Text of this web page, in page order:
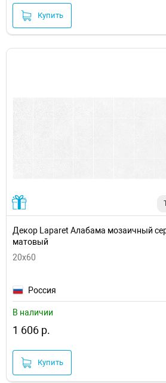
Купить
Декор Laparet Алабама мозаичный
матовый
20x60
Россия
В наличии
1 606 р.
Купить